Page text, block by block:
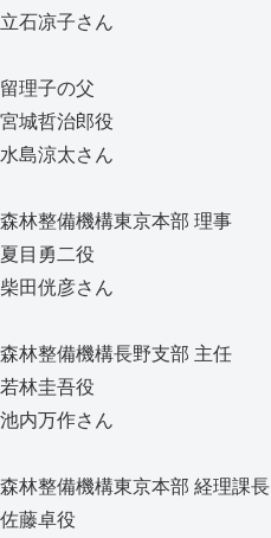
立石凉子さん
留理子の父
宮城哲治郎役
水島涼太さん
森林整備機構東京本部 理事
夏目勇二役
柴田侊彦さん
森林整備機構長野支部 主任
若林圭吾役
池内万作さん
森林整備機構東京本部 経理課長
佐藤卓役